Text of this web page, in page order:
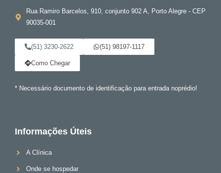
Rua Ramiro Barcelos, 910, conjunto 902 A, Porto Alegre - CEP
90035-001
(51) 3230-2622 (51) 98197-1117
Como Chegar
* Necessário documento de identificação para entrada noprédio!
Informações Úteis
A Clínica
Onde se hospedar